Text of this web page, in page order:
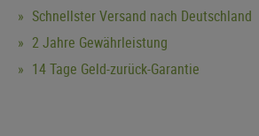
Schnellster Versand nach Deutschland
2 Jahre Gewährleistung
14 Tage Geld-zurück-Garantie